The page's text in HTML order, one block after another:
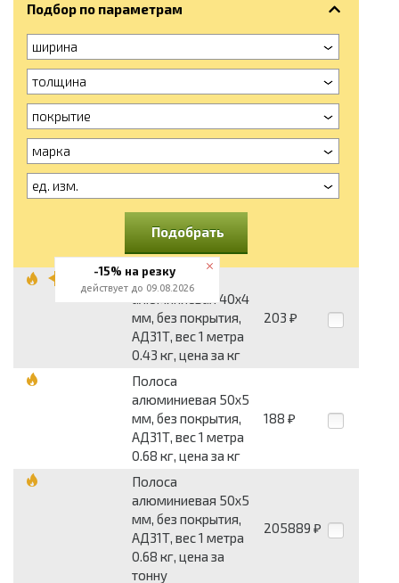
Подбор по параметрам
ширина
толщина
покрытие
марка
ед. изм.
Подобрать
Полоса
алюминиевая 40x4
мм, без покрытия,
АД31Т, вес 1 метра
0.43 кг, цена за кг
203 ₽
Полоса
алюминиевая 50x5
мм, без покрытия,
АД31Т, вес 1 метра
0.68 кг, цена за кг
188 ₽
Полоса
алюминиевая 50x5
мм, без покрытия,
АД31Т, вес 1 метра
0.68 кг, цена за
тонну
205889 ₽
-15% на резку
действует до 09.08.2026